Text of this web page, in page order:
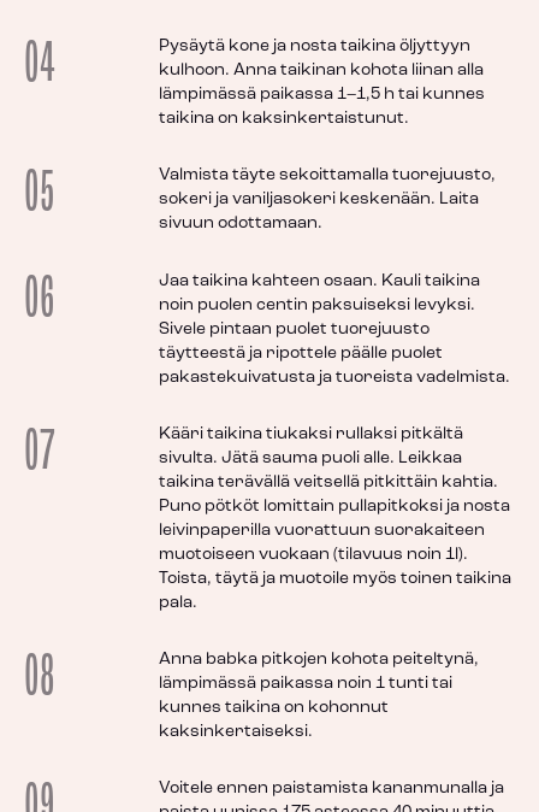
04
Pysäytä kone ja nosta taikina öljyttyyn
kulhoon. Anna taikinan kohota liinan alla
lämpimässä paikassa 1–1,5 h tai kunnes
taikina on kaksinkertaistunut.
05
Valmista täyte sekoittamalla tuorejuusto,
sokeri ja vaniljasokeri keskenään. Laita
sivuun odottamaan.
06
Jaa taikina kahteen osaan. Kauli taikina
noin puolen centin paksuiseksi levyksi.
Sivele pintaan puolet tuorejuusto
täytteestä ja ripottele päälle puolet
pakastekuivatusta ja tuoreista vadelmista.
07
Kääri taikina tiukaksi rullaksi pitkältä
sivulta. Jätä sauma puoli alle. Leikkaa
taikina terävällä veitsellä pitkittäin kahtia.
Puno pötköt lomittain pullapitkoksi ja nosta
leivinpaperilla vuorattuun suorakaiteen
muotoiseen vuokaan (tilavuus noin 1l).
Toista, täytä ja muotoile myös toinen taikina
pala.
08
Anna babka pitkojen kohota peiteltynä,
lämpimässä paikassa noin 1 tunti tai
kunnes taikina on kohonnut
kaksinkertaiseksi.
Voitele ennen paistamista kananmunalla ja